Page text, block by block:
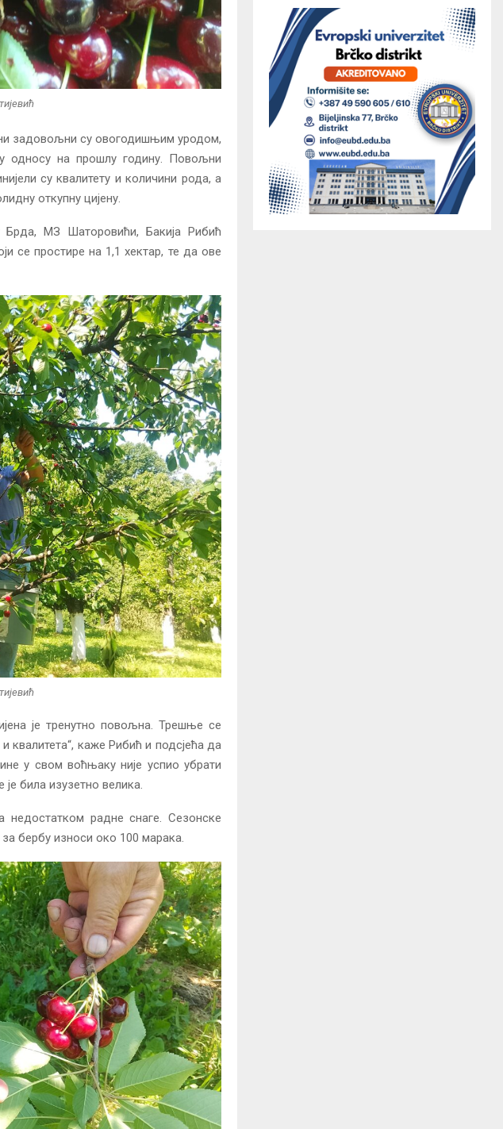
задовољни су овогодишњим уродом,
на прошлу годину. Повољни
су квалитету и количини рода, а
откупну цијену.
МЗ Шаторовићи, Бакија Рибић
се простире на 1,1 хектар, те да ове
је тренутно повољна. Трешње се
квалитета“, каже Рибић и подсјећа да
у свом воћњаку није успио убрати
била изузетно велика.
недостатком радне снаге. Сезонске
бербу износи око 100 марака.